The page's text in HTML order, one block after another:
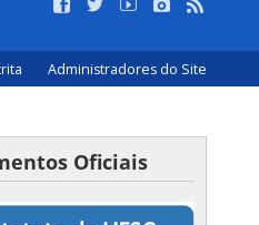
Administradores do Site
Oficiais